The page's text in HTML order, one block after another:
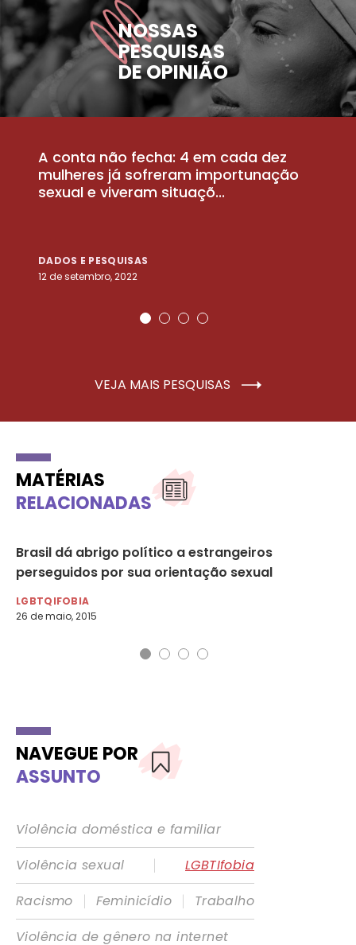
NOSSAS
PESQUISAS
DE OPINIÃO
A conta não fecha: 4 em cada dez
mulheres já sofreram importunação
sexual e viveram situaçõ...
DADOS E PESQUISAS
12 de setembro, 2022
VEJA MAIS PESQUISAS
MATÉRIAS
RELACIONADAS
Brasil dá abrigo político a estrangeiros
perseguidos por sua orientação sexual
LGBTQIFOBIA
26 de maio, 2015
NAVEGUE POR
ASSUNTO
Violência doméstica e familiar
Violência sexual
|
LGBTIfobia
Racismo
| Feminicídio |
Trabalho
Violência de gênero na internet